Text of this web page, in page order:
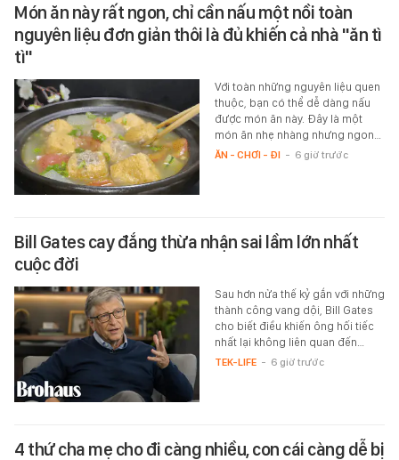
Món ăn này rất ngon, chỉ cần nấu một nồi toàn
nguyên liệu đơn giản thôi là đủ khiến cả nhà "ăn tì
tì"
Với toàn những nguyên liệu quen
thuộc, bạn có thể dễ dàng nấu
được món ăn này. Đây là một
món ăn nhẹ nhàng nhưng ngon…
ĂN - CHƠI - ĐI - 6 giờ trước
Bill Gates cay đắng thừa nhận sai lầm lớn nhất
cuộc đời
Sau hơn nửa thế kỷ gắn với những
thành công vang dội, Bill Gates
cho biết điều khiến ông hối tiếc
nhất lại không liên quan đến…
TEK-LIFE - 6 giờ trước
4 thứ cha mẹ cho đi càng nhiều, con cái càng dễ bị